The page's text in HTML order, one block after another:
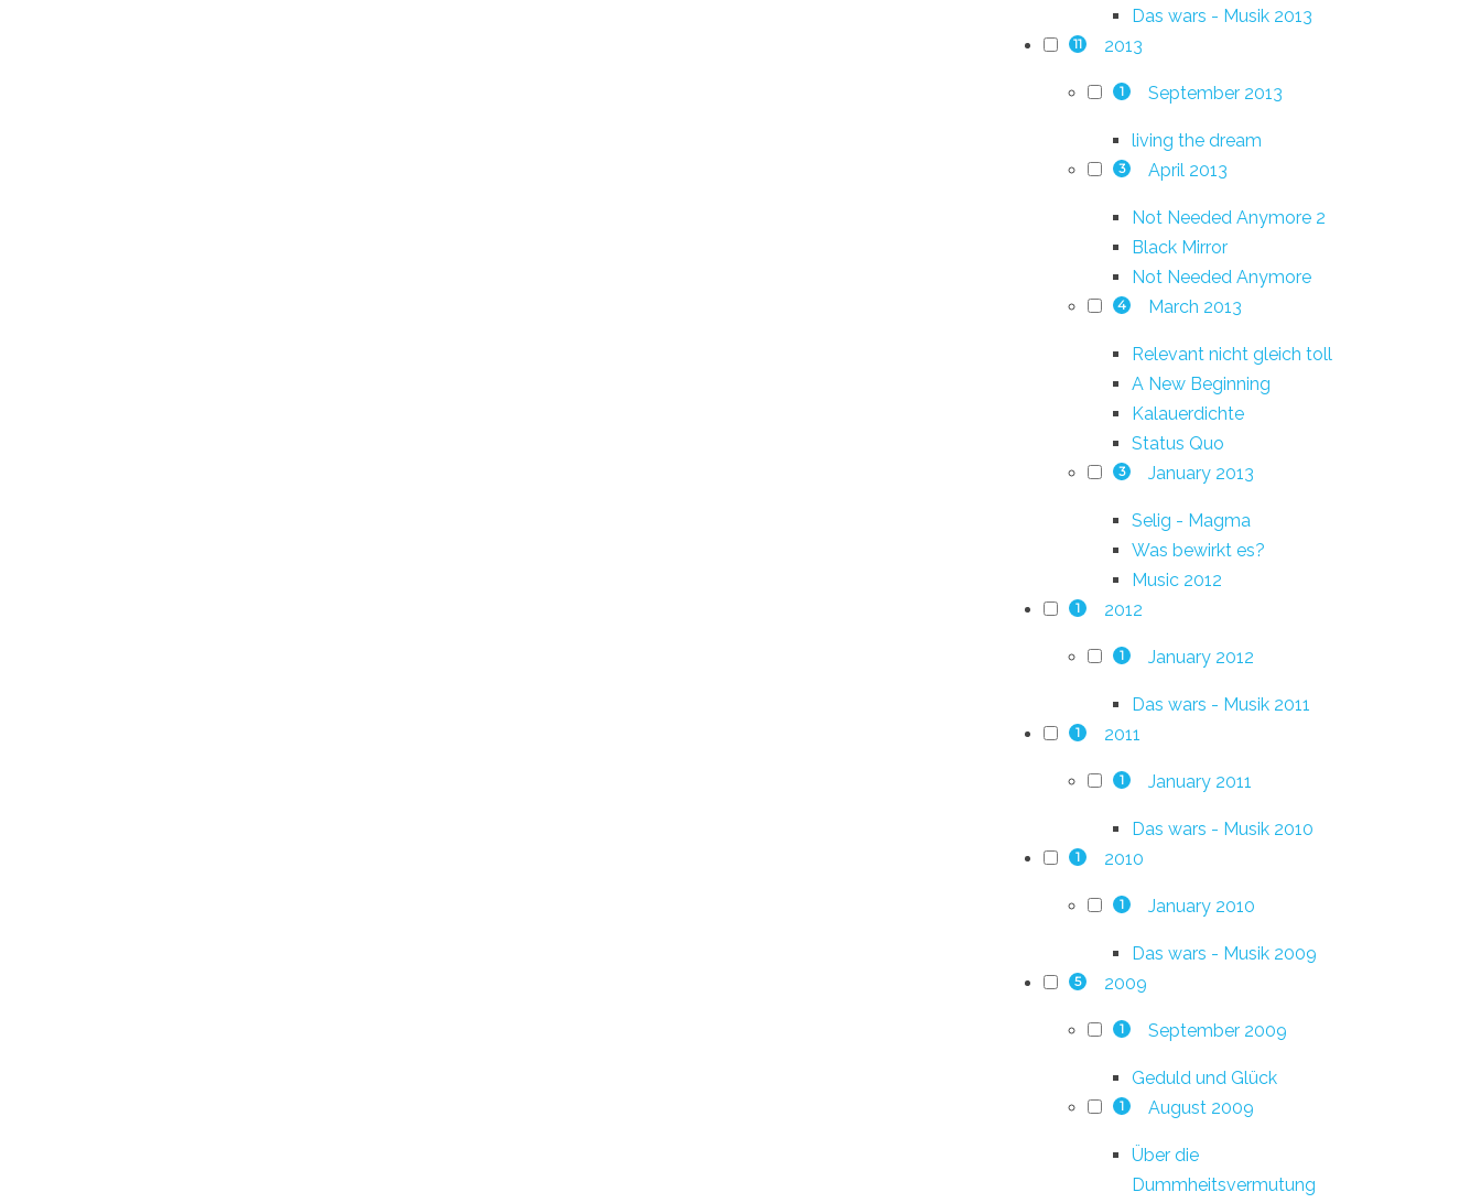
Das wars - Musik 2013
11 2013
1 September 2013
living the dream
3 April 2013
Not Needed Anymore 2
Black Mirror
Not Needed Anymore
4 March 2013
Relevant nicht gleich toll
A New Beginning
Kalauerdichte
Status Quo
3 January 2013
Selig - Magma
Was bewirkt es?
Music 2012
1 2012
1 January 2012
Das wars - Musik 2011
1 2011
1 January 2011
Das wars - Musik 2010
1 2010
1 January 2010
Das wars - Musik 2009
5 2009
1 September 2009
Geduld und Glück
1 August 2009
Über die
Dummheitsvermutung